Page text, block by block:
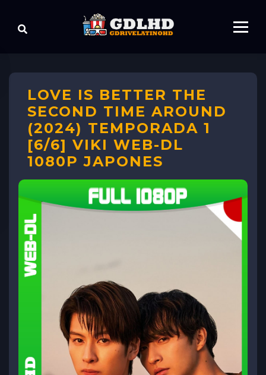
LOVE IS BETTER THE
SECOND TIME AROUND
(2024) TEMPORADA 1
[6/6] VIKI WEB-DL
1080P JAPONES